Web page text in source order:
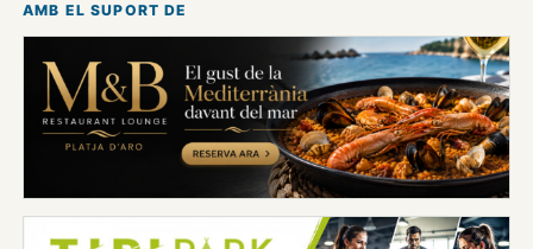
AMB EL SUPORT DE